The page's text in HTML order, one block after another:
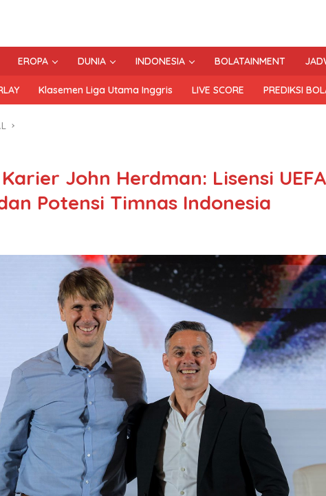
EROPA DUNIA INDONESIA BOLATAINMENT
Klasemen Liga Utama Inggris LIVE SCORE PREDIKSI
John Herdman: Lisensi
Potensi Timnas Indonesia